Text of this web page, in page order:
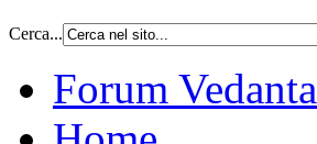
Cerca...
Forum Vedanta